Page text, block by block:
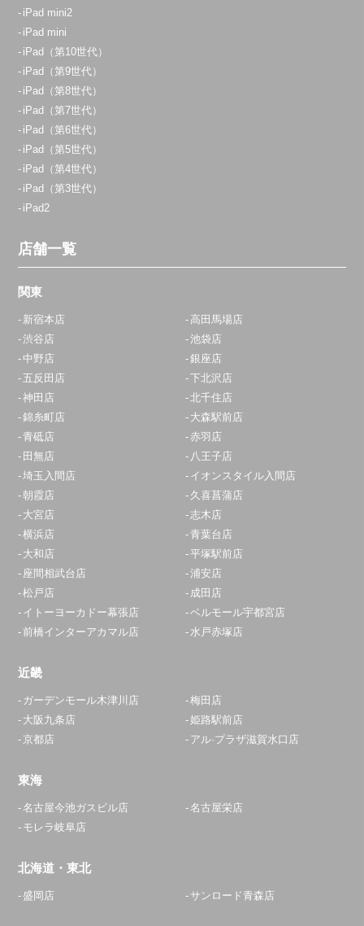
iPad mini2
iPad mini
iPad（第10世代）
iPad（第9世代）
iPad（第8世代）
iPad（第7世代）
iPad（第6世代）
iPad（第5世代）
iPad（第4世代）
iPad（第3世代）
iPad2
店舗一覧
関東
新宿本店
高田馬場店
渋谷店
池袋店
中野店
銀座店
五反田店
下北沢店
神田店
北千住店
錦糸町店
大森駅前店
青砥店
赤羽店
田無店
八王子店
埼玉入間店
イオンスタイル入間店
朝霞店
久喜菖蒲店
大宮店
志木店
横浜店
青葉台店
大和店
平塚駅前店
座間相武台店
浦安店
松戸店
成田店
イトーヨーカドー幕張店
ベルモール宇都宮店
前橋インターアカマル店
水戸赤塚店
近畿
ガーデンモール木津川店
梅田店
大阪九条店
姫路駅前店
京都店
アル·プラザ滋賀水口店
東海
名古屋今池ガスビル店
名古屋栄店
モレラ岐阜店
北海道・東北
盛岡店 サンロード青森店